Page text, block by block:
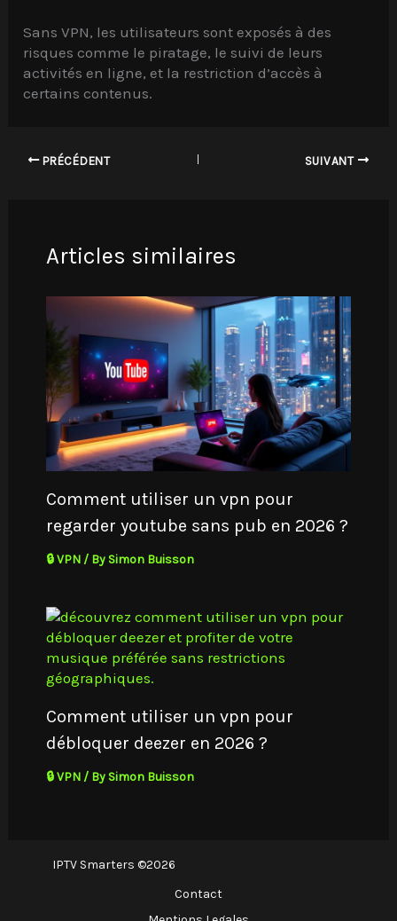
Sans VPN, les utilisateurs sont exposés à des
risques comme le piratage, le suivi de leurs
activités en ligne, et la restriction d’accès à
certains contenus.
PRÉCÉDENT SUIVANT
Articles similaires
Comment utiliser un vpn pour
regarder youtube sans pub en 2026 ?
🔒 VPN/ By Simon Buisson
Comment utiliser un vpn pour
débloquer deezer en 2026 ?
🔒 VPN/ By Simon Buisson
IPTV Smarters ©2026
Contact